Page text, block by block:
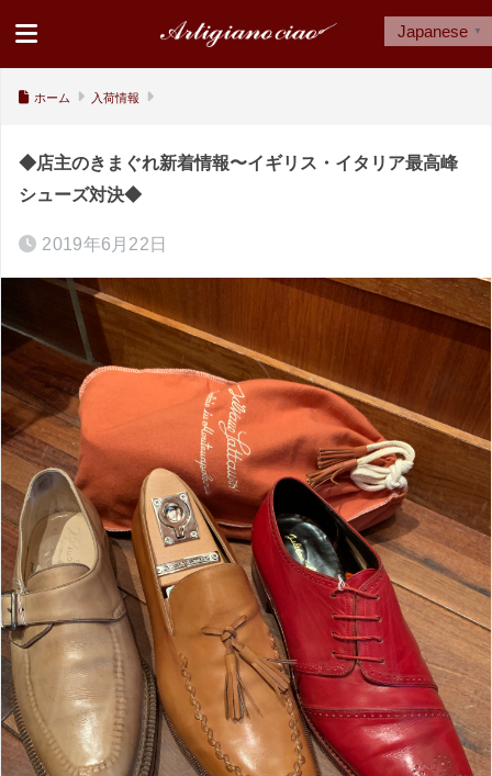
ホーム 入荷情報
◆店主のきまぐれ新着情報〜イギリス・イタリア最高峰
シューズ対決◆
2019年6月22日
Japanese ▼